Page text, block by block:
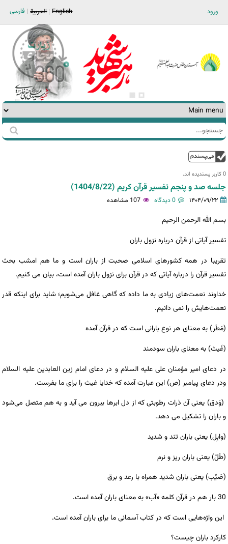
ورود فارسی العربية English
فرم
جستجو
جستجو
0 کاربر پسندیده اند.‎
جلسه صد و پنجم تفسیر قرآن کریم (1404/8/22)
۱۴۰۴/۰۹/۲۲ 0 دیدگاه 107 مشاهده
بسم الله الرحمن الرحیم
تفسیر آیاتی از قرآن درباره نزول باران
تقریبا در همه کشورهای اسلامی صحبت از باران است و ما هم امشب بحث
تفسیر قرآن را درباره آیاتی که در قرآن برای نزول باران آمده است، بیان می کنیم.
خداوند نعمت‌های زیادی به ما داده که گاهی غافل می‌شویم؛ شاید برای اینکه قدر
نعمت‌هایش را نمی دانیم.
(مَطَر) به معنای هر نوع بارانی است که در قرآن آمده
(غَیث) به معنای باران سودمند
در دعای امیر مؤمنان علی علیه السلام و در دعای امام زین العابدین علیه السلام
ودر دعای پیامبر (ص) این عبارت آمده که خدایا غیث را برای ما بفرست.
(وَدق) یعنی آن ذرات رطوبتی که از دل ابرها بیرون می آید و به هم متصل می‌شود
و باران را تشکیل می دهد.
(وابِل) یعنی باران تند و شدید
(طَلّ) یعنی باران ریز و نرم
(صَیِّب) یعنی باران شدید همراه با رعد و برق
30 بار هم در قرآن کلمه «آب» به معنای باران آمده است.
این واژه‌هایی است که در کتاب آسمانی ما برای باران آمده است.
کارکرد باران چیست؟